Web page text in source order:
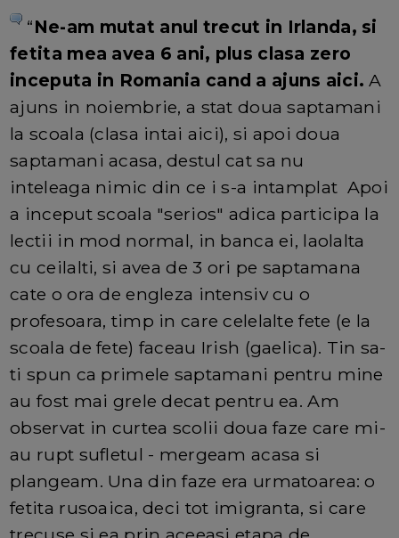
“Ne-am mutat anul trecut in Irlanda, si
fetita mea avea 6 ani, plus clasa zero
inceputa in Romania cand a ajuns aici. A
ajuns in noiembrie, a stat doua saptamani
la scoala (clasa intai aici), si apoi doua
saptamani acasa, destul cat sa nu
inteleaga nimic din ce i s-a intamplat Apoi
a inceput scoala "serios" adica participa la
lectii in mod normal, in banca ei, laolalta
cu ceilalti, si avea de 3 ori pe saptamana
cate o ora de engleza intensiv cu o
profesoara, timp in care celelalte fete (e la
scoala de fete) faceau Irish (gaelica). Tin sa-
ti spun ca primele saptamani pentru mine
au fost mai grele decat pentru ea. Am
observat in curtea scolii doua faze care mi-
au rupt sufletul - mergeam acasa si
plangeam. Una din faze era urmatoarea: o
fetita rusoaica, deci tot imigranta, si care